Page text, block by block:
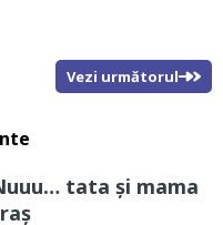
Vezi următorul
tata și mama